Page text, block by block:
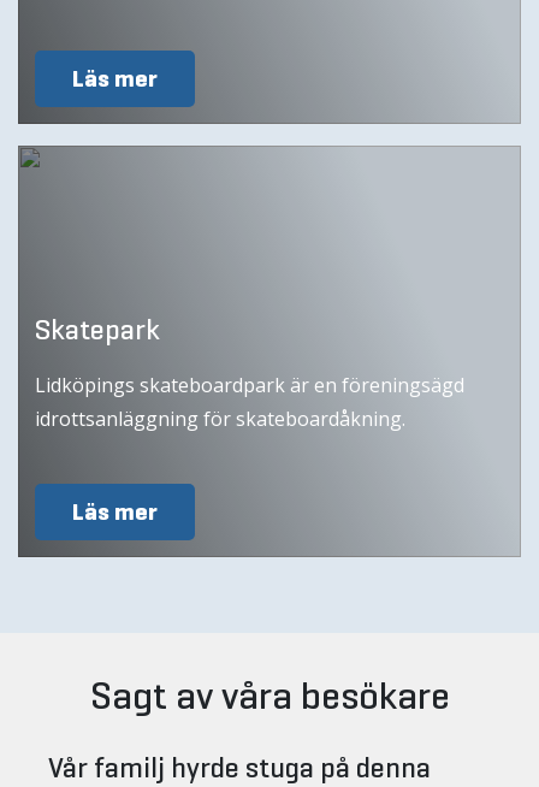
Läs mer
Skatepark
Lidköpings skateboardpark är en föreningsägd
idrottsanläggning för skateboardåkning.
Läs mer
Sagt av våra besökare
Vår familj hyrde stuga på denna